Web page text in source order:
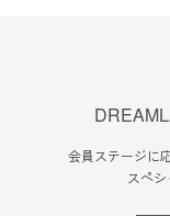
会員ステージに
スペ